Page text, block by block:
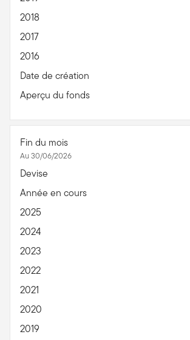
2018
2017
2016
Date de création
Aperçu du fonds
Fin du mois
Au 30/06/2026
Devise
Année en cours
2025
2024
2023
2022
2021
2020
2019